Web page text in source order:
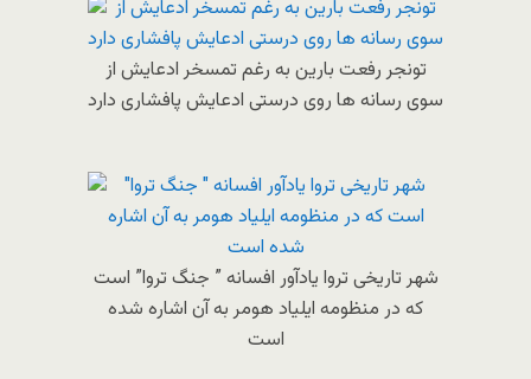
تونجر رفعت بارین به رغم تمسخر ادعایش از
سوی رسانه ها روی درستی ادعایش پافشاری دارد
شهر تاریخی تروا یادآور افسانه ” جنگ تروا” است
که در منظومه ایلیاد هومر به آن اشاره شده
است